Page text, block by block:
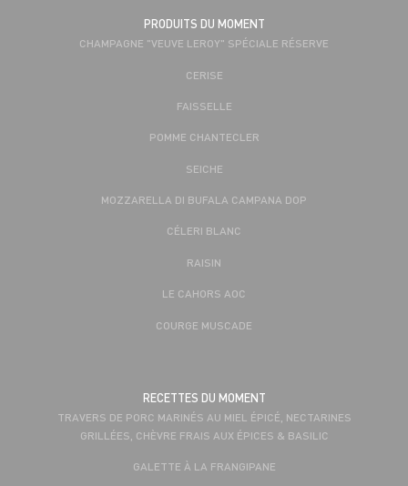
PRODUITS DU MOMENT
CHAMPAGNE "VEUVE LEROY" SPÉCIALE RÉSERVE
CERISE
FAISSELLE
POMME CHANTECLER
SEICHE
MOZZARELLA DI BUFALA CAMPANA DOP
CÉLERI BLANC
RAISIN
LE CAHORS AOC
COURGE MUSCADE
RECETTES DU MOMENT
TRAVERS DE PORC MARINÉS AU MIEL ÉPICÉ, NECTARINES
GRILLÉES, CHÈVRE FRAIS AUX ÉPICES & BASILIC
GALETTE À LA FRANGIPANE